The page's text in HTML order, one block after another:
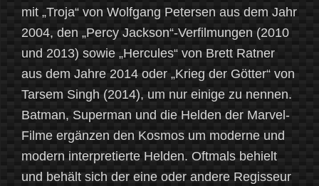
mit „Troja“ von Wolfgang Petersen aus dem Jahr
2004, den „Percy Jackson“-Verfilmungen (2010
und 2013) sowie „Hercules“ von Brett Ratner
aus dem Jahre 2014 oder „Krieg der Götter“ von
Tarsem Singh (2014), um nur einige zu nennen.
Batman, Superman und die Helden der Marvel-
Filme ergänzen den Kosmos um moderne und
modern interpretierte Helden. Oftmals behielt
und behält sich der eine oder andere Regisseur